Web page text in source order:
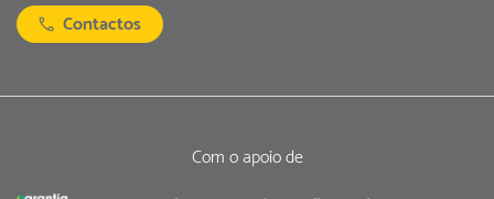
Contactos
Com o apoio de